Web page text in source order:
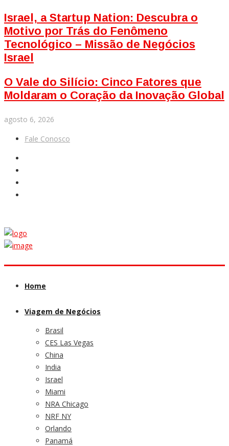
Israel, a Startup Nation: Descubra o
Motivo por Trás do Fenômeno
Tecnológico – Missão de Negócios
Israel
O Vale do Silício: Cinco Fatores que
Moldaram o Coração da Inovação Global
agosto 6, 2026
Fale Conosco
Home
Viagem de Negócios
Brasil
CES Las Vegas
China
India
Israel
Miami
NRA Chicago
NRF NY
Orlando
Panamá